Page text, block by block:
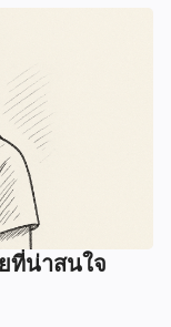
ที่น่าสนใจ